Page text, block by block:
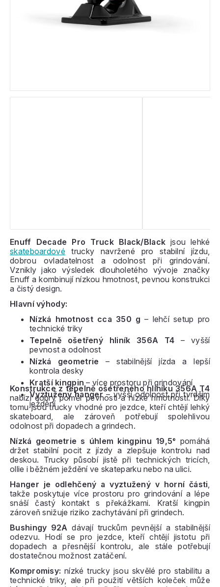
Enuff Decade Pro Truck Black/Black jsou lehké
skateboardovétrucky navržené pro stabilní jízdu,
dobrou ovladatelnost a odolnost při grindování.
Vznikly jako výsledek dlouholetého vývoje značky
Enuff a kombinují nízkou hmotnost, pevnou konstrukci
a čistý design.
Hlavní výhody:
Nízká hmotnost cca 350 g – lehčí setup pro
technické triky
Tepelně ošetřený hliník 356A T4 – vyšší
pevnost a odolnost
Nízká geometrie – stabilnější jízda a lepší
kontrola desky
Kratší kingpin – více prostoru při grindování
Vyztužený hanger– vyšší odolnost při tvrdším
ježdění
Konstrukce z tepelně ošetřeného hliníku 356A T4
nabízí dobrý poměr pevnosti a nízké hmotnosti. Díky
tomu jsou trucky vhodné pro jezdce, kteří chtějí lehký
skateboard, ale zároveň potřebují spolehlivou
odolnost při dopadech a grindech.
Nízká geometrie s úhlem kingpinu 19,5° pomáhá
držet stabilní pocit z jízdy a zlepšuje kontrolu nad
deskou. Trucky působí jistě při technických tricích,
ollie i běžném ježdění ve skateparku nebo na ulici.
Hanger je odlehčený a vyztužený v horní části,
takže poskytuje více prostoru pro grindování a lépe
snáší častý kontakt s překážkami. Kratší kingpin
zároveň snižuje riziko zachytávání při grindech.
Bushingy 92A dávají truckům pevnější a stabilnější
odezvu. Hodí se pro jezdce, kteří chtějí jistotu při
dopadech a přesnější kontrolu, ale stále potřebují
dostatečnou možnost zatáčení.
Kompromisy: nízké trucky jsou skvělé pro stabilitu a
technické triky, ale při použití větších koleček může